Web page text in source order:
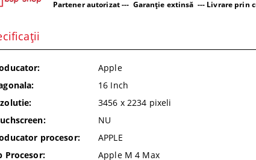
Partener autorizat --- Garanție extinsă --- Livrare prin
Apple
16 Inch
3456 x 2234 pixeli
NU
procesor:
APPLE
Procesor:
Apple M 4 Max